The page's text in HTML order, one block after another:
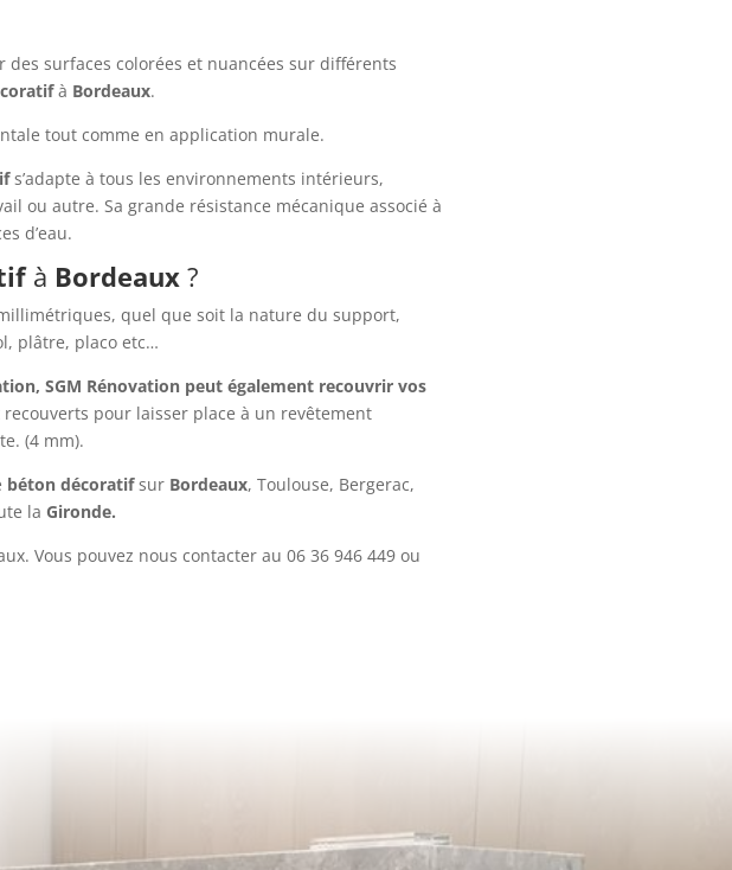
surfaces colorées et nuancées sur différents
à Bordeaux.
tout comme en application murale.
s’adapte à tous les environnements intérieurs,
ou autre. Sa grande résistance mécanique associé à
d’eau.
à Bordeaux?
quel que soit la nature du support,
plâtre, placo etc…
SGM Rénovation peut également recouvrir vos
pour laisser place à un revêtement
(4 mm).
béton décoratifsur Bordeaux, Toulouse, Bergerac,
la Gironde.
Vous pouvez nous contacter au 06 36 946 449ou